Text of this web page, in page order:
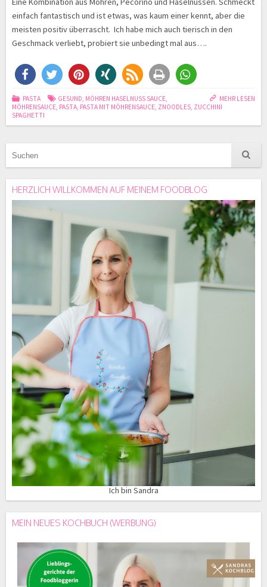
einfach fantastisch und ist etwas, was kaum einer kennt, aber die
meisten positiv überrascht. Ich habe mich auch tierisch in den
Geschmack verliebt, probiert sie unbedingt mal aus….
MEHR LESEN
PASTA GESUND, MÖHREN HASELNUSS SAUCE,
MÖHRENSAUCE, PASTA, PASTA MIT MÖHRENSAUCE, ZNOODLES, ZUCCHINI
SPAGHETTI
HERZLICH WILLKOMMEN AUF MEINEM FOODBLOG
Ich bin Sandra
MEIN NEUES KOCHBUCH (WERBUNG)